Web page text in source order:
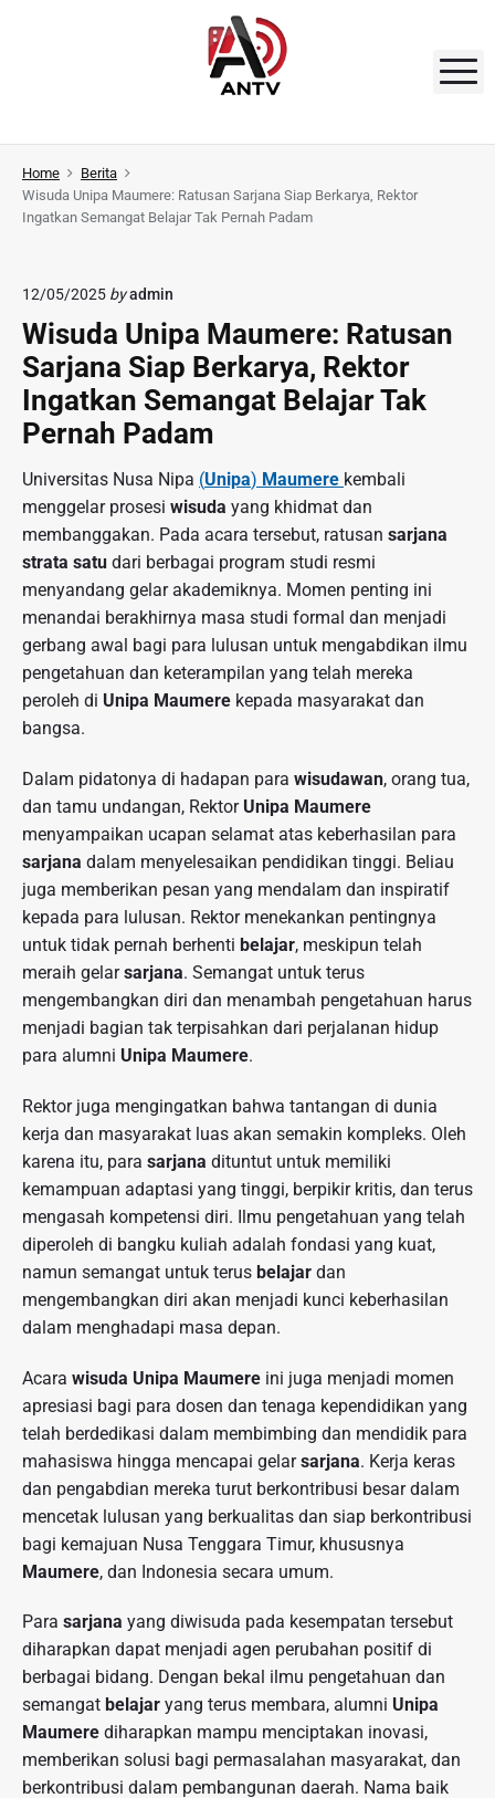
o
A
N
T
Home
Berita
Wisuda Unipa Maumere: Ratusan Sarjana Siap Berkarya, Rektor
Ingatkan Semangat Belajar Tak Pernah Padam
12/05/2025 byadmin
Wisuda Unipa Maumere: Ratusan
Sarjana Siap Berkarya, Rektor
Ingatkan Semangat Belajar Tak
Pernah Padam
Universitas Nusa Nipa (Unipa) Maumere kembali
menggelar prosesi wisuda yang khidmat dan
membanggakan. Pada acara tersebut, ratusan sarjana
strata satu dari berbagai program studi resmi
menyandang gelar akademiknya. Momen penting ini
menandai berakhirnya masa studi formal dan menjadi
gerbang awal bagi para lulusan untuk mengabdikan ilmu
pengetahuan dan keterampilan yang telah mereka
peroleh di Unipa Maumere kepada masyarakat dan
bangsa.
Dalam pidatonya di hadapan para wisudawan, orang tua,
dan tamu undangan, Rektor Unipa Maumere
menyampaikan ucapan selamat atas keberhasilan para
sarjana dalam menyelesaikan pendidikan tinggi. Beliau
juga memberikan pesan yang mendalam dan inspiratif
kepada para lulusan. Rektor menekankan pentingnya
untuk tidak pernah berhenti belajar, meskipun telah
meraih gelarsarjana. Semangat untuk terus
mengembangkan diri dan menambah pengetahuan harus
menjadi bagian tak terpisahkan dari perjalanan hidup
para alumni Unipa Maumere.
Rektor juga mengingatkan bahwa tantangan di dunia
kerja dan masyarakat luas akan semakin kompleks. Oleh
karena itu, para sarjana dituntut untuk memiliki
kemampuan adaptasi yang tinggi, berpikir kritis, dan terus
mengasah kompetensi diri. Ilmu pengetahuan yang telah
diperoleh di bangku kuliah adalah fondasi yang kuat,
namun semangat untuk terus belajar dan
mengembangkan diri akan menjadi kunci keberhasilan
dalam menghadapi masa depan.
Acara wisuda Unipa Maumere ini juga menjadi momen
apresiasi bagi para dosen dan tenaga kependidikan yang
telah berdedikasi dalam membimbing dan mendidik para
mahasiswa hingga mencapai gelarsarjana. Kerja keras
dan pengabdian mereka turut berkontribusi besar dalam
mencetak lulusan yang berkualitas dan siap berkontribusi
bagi kemajuan Nusa Tenggara Timur, khususnya
Maumere, dan Indonesia secara umum.
Para sarjana yang diwisuda pada kesempatan tersebut
diharapkan dapat menjadi agen perubahan positif di
berbagai bidang. Dengan bekal ilmu pengetahuan dan
semangat belajar yang terus membara, alumni Unipa
Maumere diharapkan mampu menciptakan inovasi,
memberikan solusi bagi permasalahan masyarakat, dan
berkontribusi dalam pembangunan daerah. Nama baik